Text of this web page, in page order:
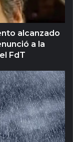
alcanzado
a la
FdT